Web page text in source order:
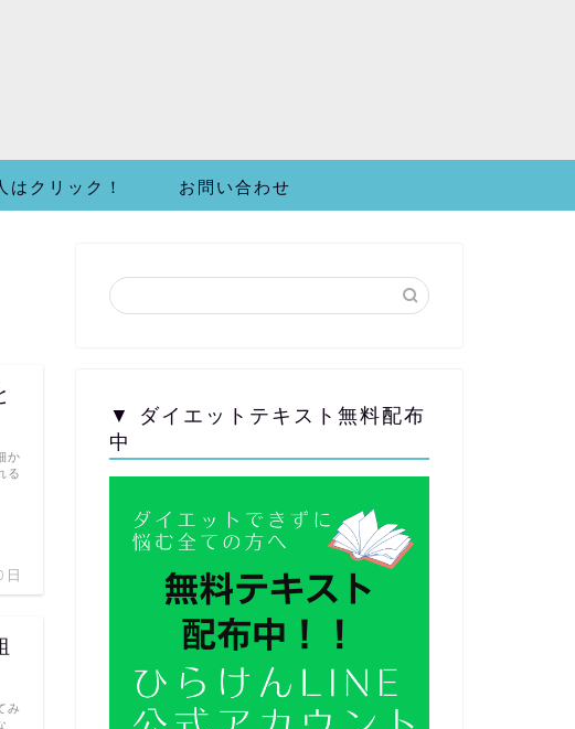
はクリック！ お問い合わせ
か
る
み
▼ ダイエットテキスト無料配布
中